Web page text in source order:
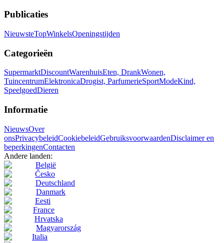
Publicaties
NieuwsteTopWinkelsOpeningstijden
Categorieën
SupermarktDiscountWarenhuisEten, DrankWonen,
TuincentrumElektronicaDrogist, ParfumerieSportModeKind,
SpeelgoedDieren
Informatie
NieuwsOver
onsPrivacybeleidCookiebeleidGebruiksvoorwaardenDisclaimer en
beperkingenContacten
Andere landen:
België
Česko
Deutschland
Danmark
Eesti
France
Hrvatska
Magyarország
Italia